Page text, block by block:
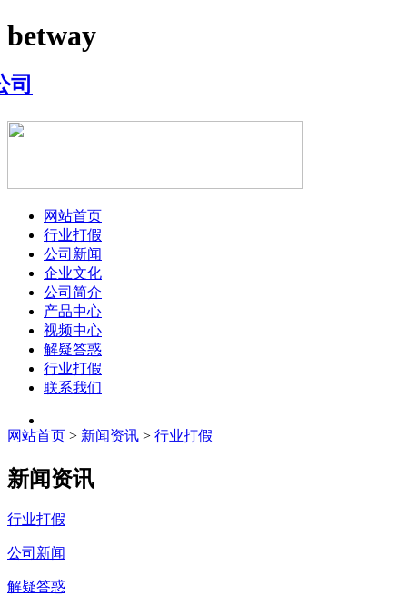
betway
网站首页
行业打假
公司新闻
企业文化
公司简介
产品中心
视频中心
解疑答惑
行业打假
联系我们
网站首页 > 新闻资讯 > 行业打假
新闻资讯
行业打假
公司新闻
解疑答惑